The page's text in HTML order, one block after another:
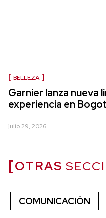
BELLEZA
Garnier lanza nueva
experiencia en
julio 29, 2026
OTRAS
COMUNICACIÓN